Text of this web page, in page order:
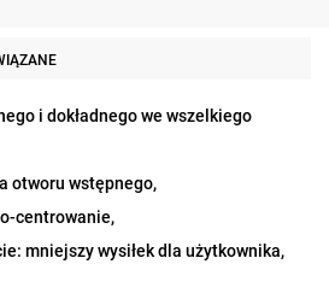
i dokładnego we wszelkiego
otworu wstępnego,
centrowanie,
mniejszy wysiłek dla użytkownika,